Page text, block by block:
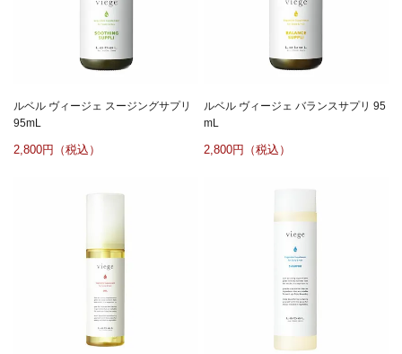
ルベル ヴィージェ スージングサプリ
95mL
2,800
ルベル ヴィージェ バランスサプリ 95
mL
2,800